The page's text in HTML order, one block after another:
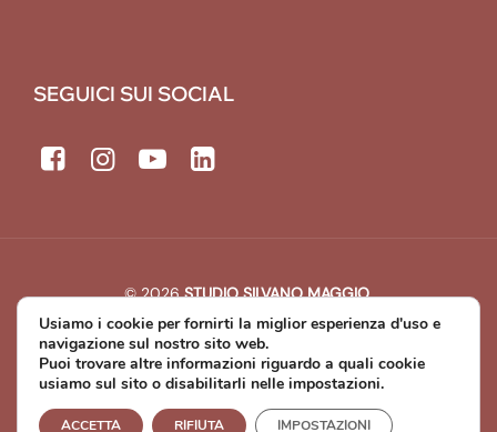
SEGUICI SUI SOCIAL
© 2026STUDIO SILVANO MAGGIO.
All rights reserved. | P.IVA: 00643440241
Developed byMichael Web Designer & Developer
Usiamo i cookie per fornirti la miglior esperienza d'uso e
navigazione sul nostro sito web.
Puoi trovare altre informazioni riguardo a quali cookie
usiamo sul sito o disabilitarli nelle impostazioni.
ACCETTA RIFIUTA IMPOSTAZIONI